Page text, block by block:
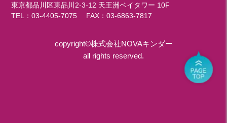
東京都品川区東品川2-3-12 天王洲ベイタワー 10F
TEL：03-4405-7075 FAX：03-6863-7817
copyright©株式会社NOVAキンダー
all rights reserved.